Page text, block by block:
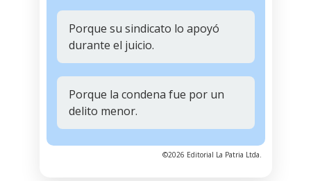
Porque su sindicato lo apoyó
durante el juicio.
Porque la condena fue por un
delito menor.
©2026 Editorial La Patria Ltda.